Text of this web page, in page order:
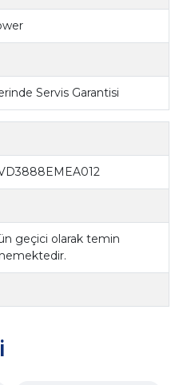
Servis Garantisi
geçici olarak temin